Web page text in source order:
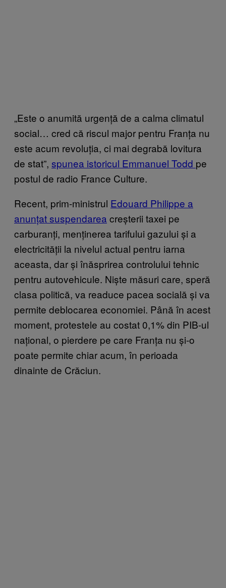
„Este o anumită urgență de a calma climatul
social… cred că riscul major pentru Franța nu
este acum revoluția, ci mai degrabă lovitura
de stat”, spunea istoricul Emmanuel Todd pe
postul de radio France Culture.
Recent, prim-ministrul Edouard Philippe a
anunțat suspendarea creșterii taxei pe
carburanți, menținerea tarifului gazului și a
electricității la nivelul actual pentru iarna
aceasta, dar și înăsprirea controlului tehnic
pentru autovehicule. Niște măsuri care, speră
clasa politică, va readuce pacea socială și va
permite deblocarea economiei. Până în acest
moment, protestele au costat 0,1% din PIB-ul
național, o pierdere pe care Franța nu și-o
poate permite chiar acum, în perioada
dinainte de Crăciun.